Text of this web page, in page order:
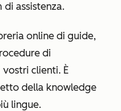
assistenza.
online di guide,
di
clienti. È
della knowledge
lingue.